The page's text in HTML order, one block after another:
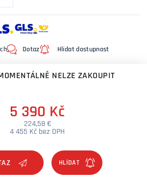
Dotaz Hlídat dostupnost
NELZE ZAKOUPIT
5 390 Kč
224,58 €
4 455 Kč bez DPH